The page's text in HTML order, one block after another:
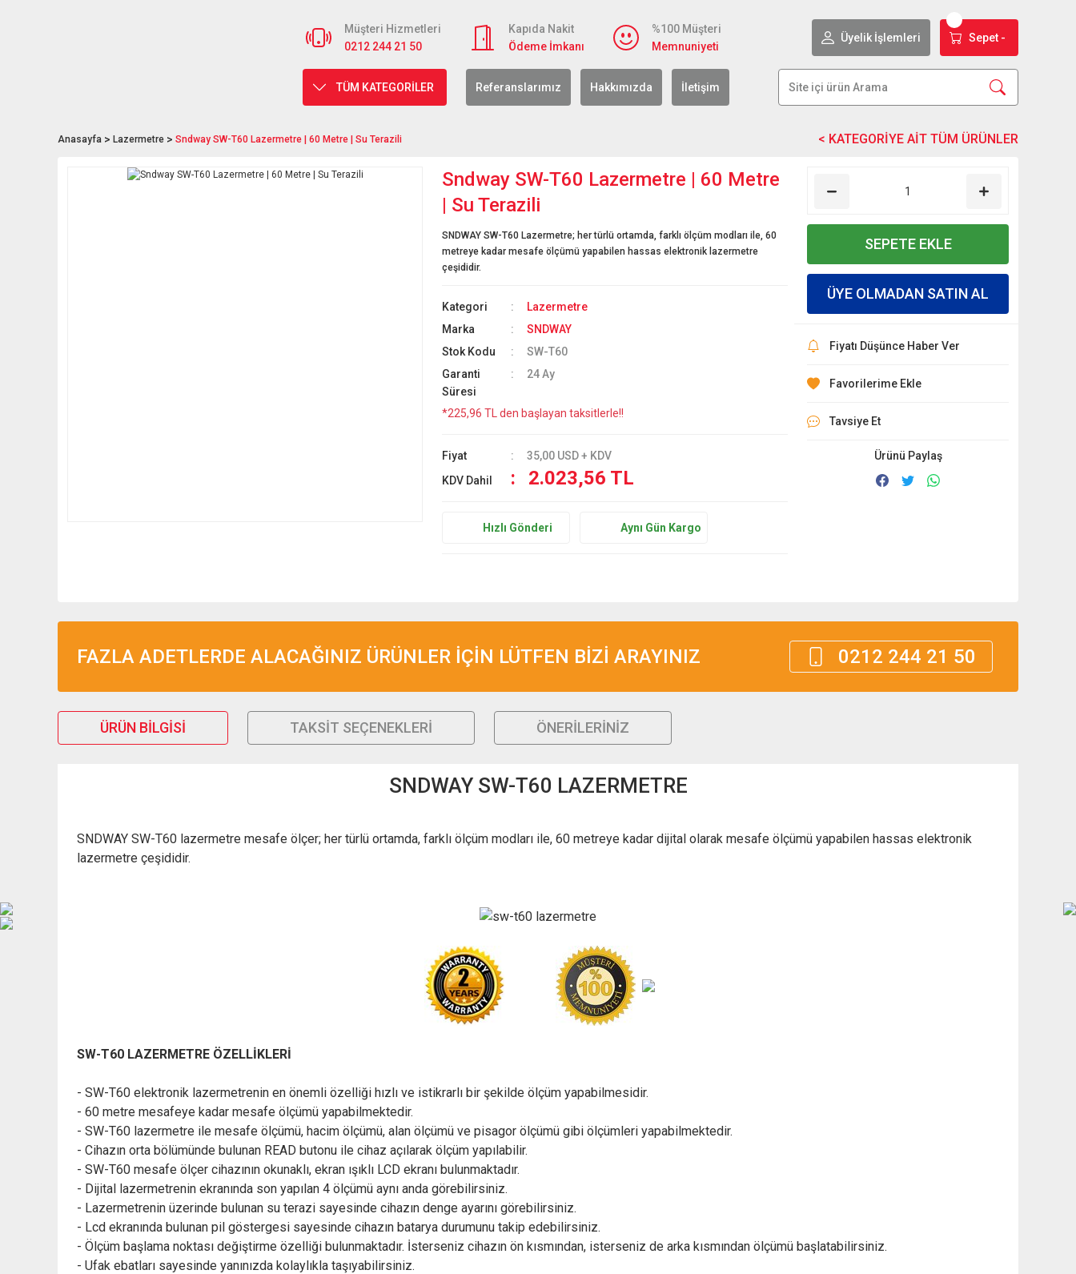
Müşteri Hizmetleri
0212 244 21 50
Kapıda Nakit
Ödeme İmkanı
%100 Müşteri
Memnuniyeti
Üyelik İşlemleri Sepet -
TÜM KATEGORİLER Referanslarımız Hakkımızda İletişim
Anasayfa Lazermetre Sndway SW-T60 Lazermetre | 60 Metre | Su Terazili
Sndway SW-T60 Lazermetre | 60 Metre
| Su Terazili
SNDWAY SW-T60 Lazermetre; her türlü ortamda, farklı ölçüm modları ile, 60
metreye kadar mesafe ölçümü yapabilen hassas elektronik lazermetre
çeşididir.
Kategori
Lazermetre
Marka
SNDWAY
Stok Kodu
SW-T60
Garanti
Süresi
24 Ay
*225,96 TL den başlayan taksitlerle!!
Fiyat
35,00 USD + KDV
KDV Dahil
2.023,56 TL
Hızlı Gönderi Aynı Gün Kargo
SEPETE EKLE
ÜYE OLMADAN SATIN AL
Fiyatı Düşünce Haber Ver
Tavsiye Et
Ürünü Paylaş
FAZLA ADETLERDE ALACAĞINIZ ÜRÜNLER İÇİN LÜTFEN BİZİ ARAYINIZ 0212 244 21 50
ÜRÜN BILGISI TAKSIT SEÇENEKLERI ÖNERILERINIZ
SNDWAY SW-T60 LAZERMETRE
SNDWAY SW-T60 lazermetre mesafe ölçer; her türlü ortamda, farklı ölçüm modları ile, 60 metreye kadar dijital olarak mesafe ölçümü yapabilen hassas elektronik
lazermetre çeşididir.
SW-T60 LAZERMETRE ÖZELLİKLERİ
- SW-T60 elektronik lazermetrenin en önemli özelliği hızlı ve istikrarlı bir şekilde ölçüm yapabilmesidir.
- 60 metre mesafeye kadar mesafe ölçümü yapabilmektedir.
- SW-T60 lazermetre ile mesafe ölçümü, hacim ölçümü, alan ölçümü ve pisagor ölçümü gibi ölçümleri yapabilmektedir.
- Cihazın orta bölümünde bulunan READ butonu ile cihaz açılarak ölçüm yapılabilir.
- SW-T60 mesafe ölçer cihazının okunaklı, ekran ışıklı LCD ekranı bulunmaktadır.
- Dijital lazermetrenin ekranında son yapılan 4 ölçümü aynı anda görebilirsiniz.
- Lazermetrenin üzerinde bulunan su terazi sayesinde cihazın denge ayarını görebilirsiniz.
- Lcd ekranında bulunan pil göstergesi sayesinde cihazın batarya durumunu takip edebilirsiniz.
- Ölçüm başlama noktası değiştirme özelliği bulunmaktadır. İsterseniz cihazın ön kısmından, isterseniz de arka kısmından ölçümü başlatabilirsiniz.
- Ufak ebatları sayesinde yanınızda kolaylıkla taşıyabilirsiniz.